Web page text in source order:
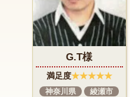
A.M様
満足度★★★★☆
シーリングライト